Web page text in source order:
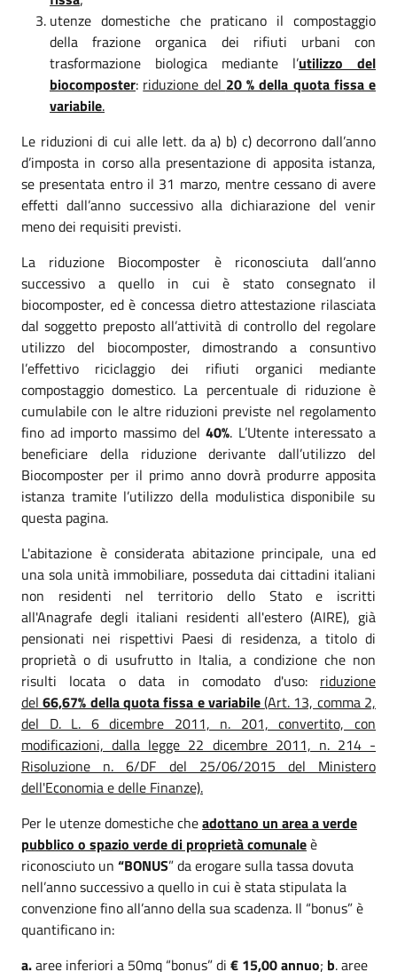
utenze domestiche che praticano il compostaggio
della frazione organica dei rifiuti urbani con
trasformazione biologica mediante l’utilizzo del
biocomposter: riduzione del 20 % della quota fissa e
variabile.
Le riduzioni di cui alle lett. da a) b) c) decorrono dall’anno
d’imposta in corso alla presentazione di apposita istanza,
se presentata entro il 31 marzo, mentre cessano di avere
effetti dall’anno successivo alla dichiarazione del venir
meno dei requisiti previsti.
La riduzione Biocomposter è riconosciuta dall’anno
successivo a quello in cui è stato consegnato il
biocomposter, ed è concessa dietro attestazione rilasciata
dal soggetto preposto all’attività di controllo del regolare
utilizzo del biocomposter, dimostrando a consuntivo
l’effettivo riciclaggio dei rifiuti organici mediante
compostaggio domestico. La percentuale di riduzione è
cumulabile con le altre riduzioni previste nel regolamento
fino ad importo massimo del40%. L’Utente interessato a
beneficiare della riduzione derivante dall’utilizzo del
Biocomposter per il primo anno dovrà produrre apposita
istanza tramite l’utilizzo della modulistica disponibile su
questa pagina.
L'abitazione è considerata abitazione principale, una ed
una sola unità immobiliare, posseduta dai cittadini italiani
non residenti nel territorio dello Stato e iscritti
all'Anagrafe degli italiani residenti all'estero (AIRE), già
pensionati nei rispettivi Paesi di residenza, a titolo di
proprietà o di usufrutto in Italia, a condizione che non
risulti locata o data in comodato d'uso: riduzione
del 66,67% della quota fissa e variabile(Art. 13, comma 2,
del D. L. 6 dicembre 2011, n. 201, convertito, con
modificazioni, dalla legge 22 dicembre 2011, n. 214 -
Risoluzione n. 6/DF del 25/06/2015 del Ministero
dell'Economia e delle Finanze).
Per le utenze domestiche cheadottano un area a verde
pubblico o spazio verde di proprietà comunaleè
riconosciuto un “BONUS” da erogare sulla tassa dovuta
nell’anno successivo a quello in cui è stata stipulata la
convenzione fino all’anno della sua scadenza. Il “bonus” è
quantificano in:
a.aree inferiori a 50mq “bonus” di € 15,00 annuo; b. aree